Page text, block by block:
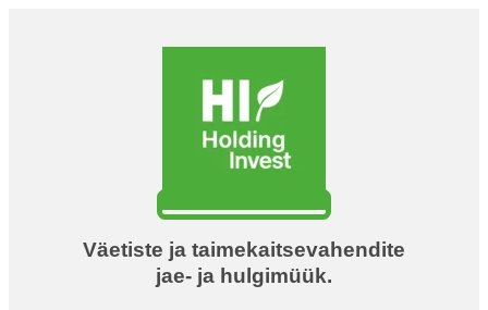
Väetiste ja taimekaitsevahendite
jae- ja hulgimüük.